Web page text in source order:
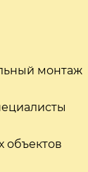
монтаж
объектов